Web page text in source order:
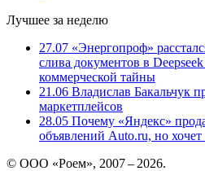
Лучшее за неделю
27.07 «Энергопроф»
слива документов в
коммерческой тайны
21.06 Владислав Бакальчук
маркетплейсов
28.05 Почему «Яндекс»
объявлений Auto.ru, но
© ООО «Роем», 2007 – 2026.